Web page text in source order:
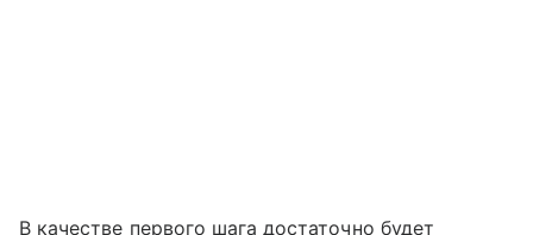
В качестве первого шага достаточно будет